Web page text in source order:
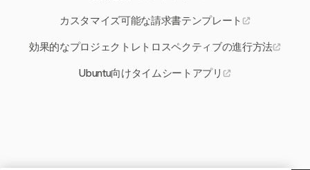
カスタマイズ可能な請求書テンプレート
効果的なプロジェクトレトロスペクティブの進行方法
Ubuntu向けタイムシートアプリ